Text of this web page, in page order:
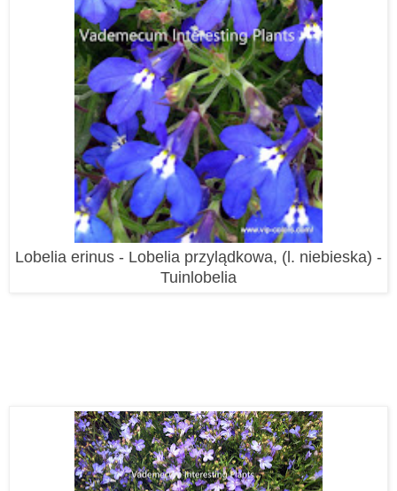
Lobelia erinus - Lobelia przylądkowa, (l. niebieska) -
Tuinlobelia